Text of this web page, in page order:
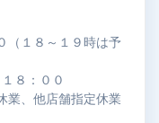
１８～１９時は予
８：００
、他店舗指定休業